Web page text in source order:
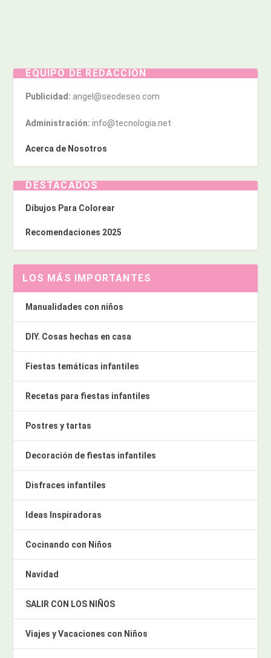
EQUIPO DE REDACCIÓN
Publicidad: angel@seodeseo.com
Administración: info@tecnologia.net
Acerca de Nosotros
DESTACADOS
Dibujos Para Colorear
Recomendaciones 2025
LOS MÁS IMPORTANTES
Manualidades con niños
DIY. Cosas hechas en casa
Fiestas temáticas infantiles
Recetas para fiestas infantiles
Postres y tartas
Decoración de fiestas infantiles
Disfraces infantiles
Ideas Inspiradoras
Cocinando con Niños
Navidad
SALIR CON LOS NIÑOS
Viajes y Vacaciones con Niños